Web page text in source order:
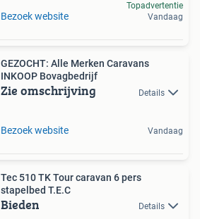
Bezoek website
Topadvertentie
Vandaag
GEZOCHT: Alle Merken Caravans
INKOOP Bovagbedrijf
Zie omschrijving Details
Bezoek website Vandaag
Tec 510 TK Tour caravan 6 pers
stapelbed T.E.C
Bieden Details